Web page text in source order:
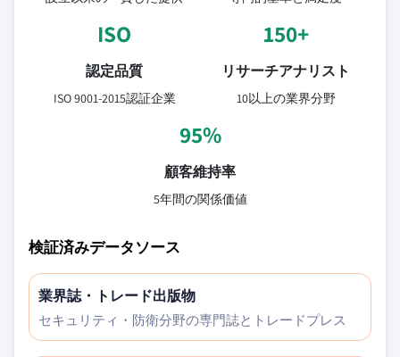
ISO
認定品質
ISO 9001-2015認証企業
150+
リサーチアナリスト
10以上の業界分野
95%
顧客維持率
5年間の関係価値
検証済みデータソース
業界誌・トレード出版物
セキュリティ・防衛分野の専門誌とトレードプレス